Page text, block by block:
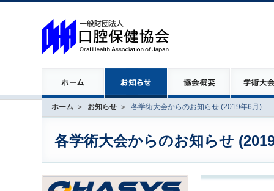
ホーム お知らせ 各学術大会からのお知らせ (2019年6月)
各学術大会からのお知らせ